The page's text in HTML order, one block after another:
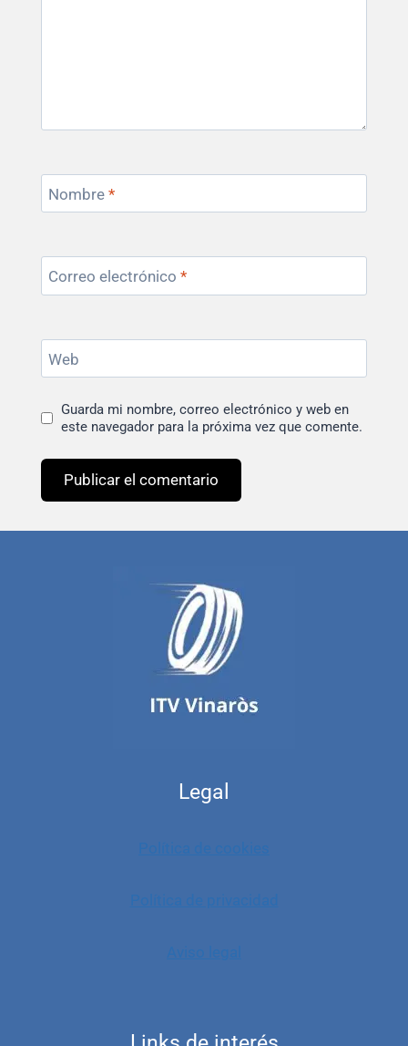
Nombre*
Correo electrónico*
Web
Guarda mi nombre, correo electrónico y web en
este navegador para la próxima vez que comente.
Legal